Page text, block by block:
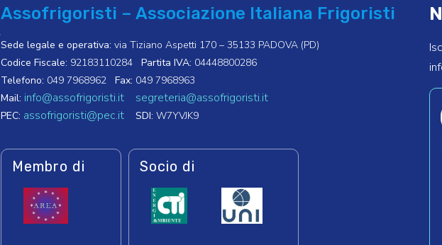
Assofrigoristi – Associazione Italiana Frigoristi
Sede legale e operativa: via Tiziano Aspetti 170 – 35133 PADOVA (PD)
Codice Fiscale: 92183110284 Partita IVA: 04448800286
Telefono: 049 7968962 Fax: 049 7968963
Mail: info@assofrigoristi.it segreteria@assofrigoristi.it
PEC: assofrigoristi@pec.it SDI: W7YVJK9
Membro di Socio di